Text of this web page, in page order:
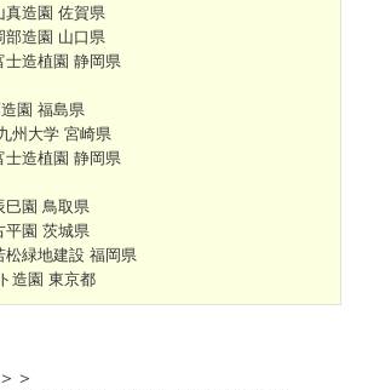
造園 佐賀県
造園 山口県
造植園 静岡県
園 福島県
州大学 宮崎県
造植園 静岡県
園 鳥取県
園 茨城県
緑地建設 福岡県
造園 東京都
＞